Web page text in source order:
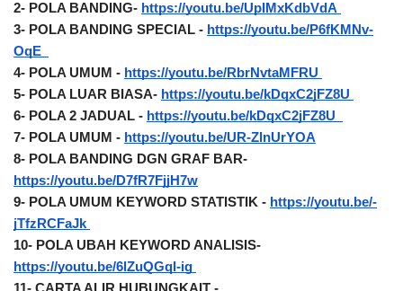
2- POLA BANDING- https://youtu.be/UpIMxKdbVdA
3- POLA BANDING SPECIAL - https://youtu.be/P6fKMNv-
OqE
4- POLA UMUM - https://youtu.be/RbrNvtaMFRU
5- POLA LUAR BIASA- https://youtu.be/kDqxC2jFZ8U
6- POLA 2 JADUAL - https://youtu.be/kDqxC2jFZ8U
7- POLA UMUM - https://youtu.be/UR-ZlnUrYOA
https://youtu.be/D7fR7FjjH7w
9- POLA UMUM KEYWORD STATISTIK - https://youtu.be/-
jTfzRCFaJk
https://youtu.be/6lZuQGql-ig